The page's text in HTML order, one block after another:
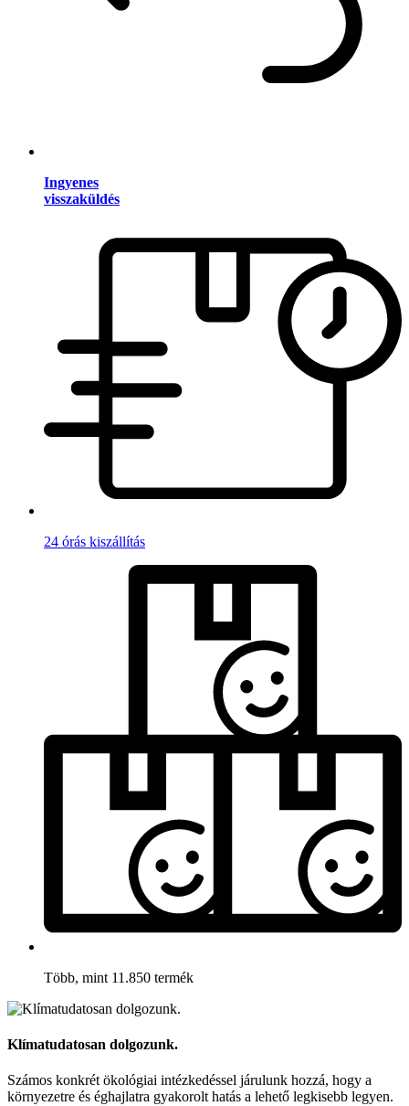
Ingyenes
visszaküldés
24 órás kiszállítás
Több, mint 11.850 termék
Klímatudatosan dolgozunk.
Számos konkrét ökológiai intézkedéssel járulunk hozzá, hogy a
környezetre és éghajlatra gyakorolt hatás a lehető legkisebb legyen.